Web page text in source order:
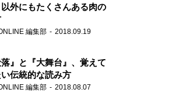
外にもたくさんある肉の
編集部 2018.09.19
落』と『大舞台』、覚えて
伝統的な読み方
編集部 2018.08.07